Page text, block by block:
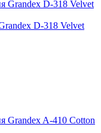
D-318 Velvet